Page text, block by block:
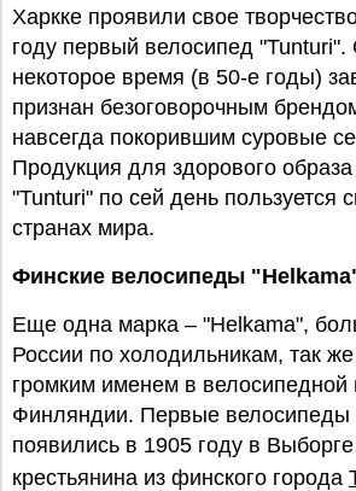
Харкке проявили свое
году первый велосипед "Tunturi".
некоторое время (в 50-е годы)
признан безоговорочным
навсегда покорившим суровые
Продукция для здорового
"Tunturi" по сей день пользуется
странах мира.
Финские велосипеды
Еще одна марка – "Helkama",
России по холодильникам, так
громким именем в велосипедной
Финляндии. Первые велосипеды
появились в 1905 году в Выборге
крестьянина из финского города